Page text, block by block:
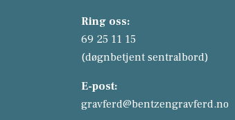
Ring oss:
69 25 11 15
(døgnbetjent sentralbord)
E-post:
gravferd@bentzengravferd.no